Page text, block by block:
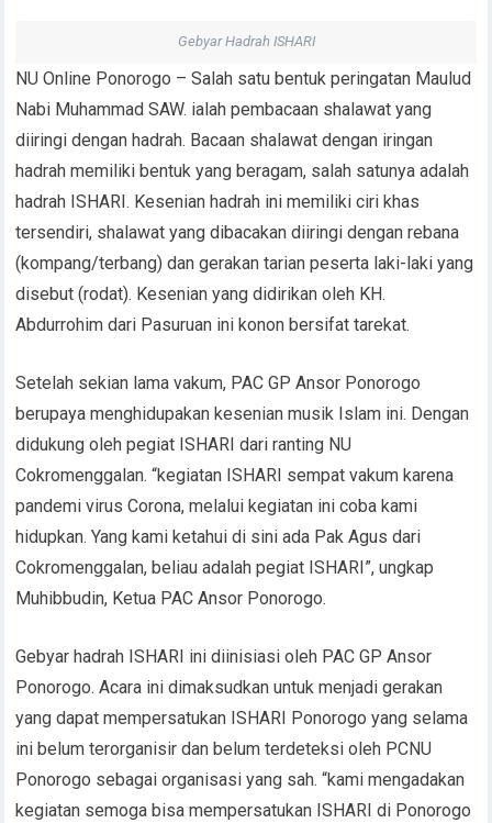
Gebyar Hadrah ISHARI
NU Online Ponorogo – Salah satu bentuk peringatan Maulud
Nabi Muhammad SAW. ialah pembacaan shalawat yang
diiringi dengan hadrah. Bacaan shalawat dengan iringan
hadrah memiliki bentuk yang beragam, salah satunya adalah
hadrah ISHARI. Kesenian hadrah ini memiliki ciri khas
tersendiri, shalawat yang dibacakan diiringi dengan rebana
(kompang/terbang) dan gerakan tarian peserta laki-laki yang
disebut (rodat). Kesenian yang didirikan oleh KH.
Abdurrohim dari Pasuruan ini konon bersifat tarekat.
Setelah sekian lama vakum, PAC GP Ansor Ponorogo
berupaya menghidupakan kesenian musik Islam ini. Dengan
didukung oleh pegiat ISHARI dari ranting NU
Cokromenggalan. “kegiatan ISHARI sempat vakum karena
pandemi virus Corona, melalui kegiatan ini coba kami
hidupkan. Yang kami ketahui di sini ada Pak Agus dari
Cokromenggalan, beliau adalah pegiat ISHARI”, ungkap
Muhibbudin, Ketua PAC Ansor Ponorogo.
Gebyar hadrah ISHARI ini diinisiasi oleh PAC GP Ansor
Ponorogo. Acara ini dimaksudkan untuk menjadi gerakan
yang dapat mempersatukan ISHARI Ponorogo yang selama
ini belum terorganisir dan belum terdeteksi oleh PCNU
Ponorogo sebagai organisasi yang sah. “kami mengadakan
kegiatan semoga bisa mempersatukan ISHARI di Ponorogo